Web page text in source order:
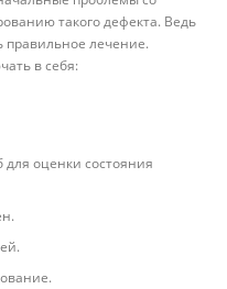
такого дефекта. Ведь
правильное лечение.
в себя:
оценки состояния